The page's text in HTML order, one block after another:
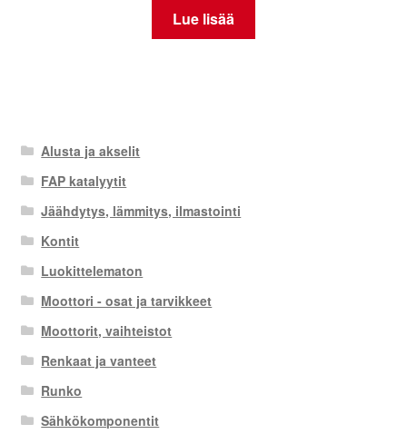
Lue lisää
Alusta ja akselit
FAP katalyytit
Jäähdytys, lämmitys, ilmastointi
Kontit
Luokittelematon
Moottori - osat ja tarvikkeet
Moottorit, vaihteistot
Renkaat ja vanteet
Runko
Sähkökomponentit